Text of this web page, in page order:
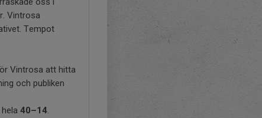
Vintrosa
Tempot
Vintrosa att hitta
och publiken
40–14.